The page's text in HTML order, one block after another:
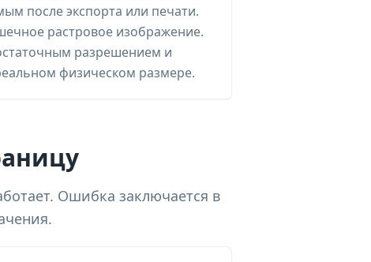
после экспорта или печати.
растровое изображение.
разрешением и
физическом размере.
Ошибка заключается в